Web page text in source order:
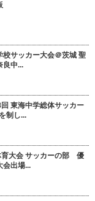
サッカー大会＠茨城 聖
良中...
東海中学総体サッカー
制し...
育大会 サッカーの部 優
会出場...